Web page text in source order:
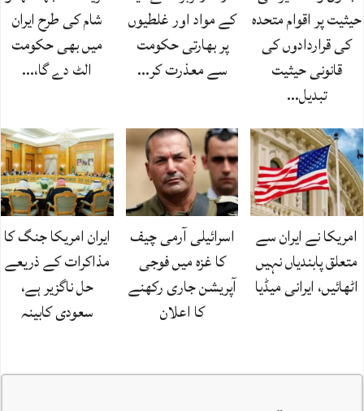
حیثیت پر اقوام متحدہ
کی قراردادوں کی
قانونی حیثیت
تبدیل…
کے مواد اور غلطیوں
پر بھارتی حکومت
سے معذرت کر…
شام کی طرح ایران
میں بھی حکومت
الٹ دے گا،…
امریکا نے ایران سے
متعلق پابندیاں نہیں
اٹھائیں، ایرانی میڈیا
اسرائیلی آرمی چیف
کا غزہ میں فوجی
آپریشن جاری رکھنے
کا اعلان
ایران امریکا جنگ کا
مذاکرات کے ذریعے
حل ناگزیر ہے،
سعودی کابینہ